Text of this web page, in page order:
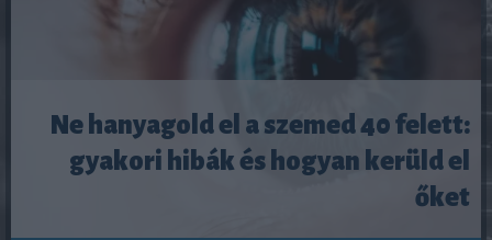
Ne hanyagold el a szemed 40 felett:
gyakori hibák és hogyan kerüld el
őket